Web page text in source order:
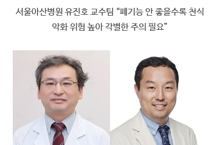
서울아산병원 유진호 교수팀 “폐기능 안 좋을수록 천식
악화 위험 높아 각별한 주의 필요”